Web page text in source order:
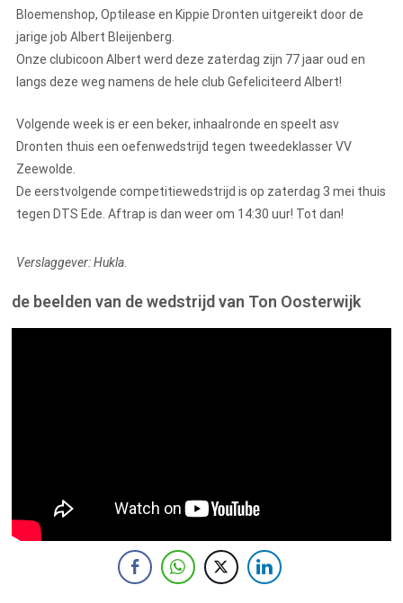
Bloemenshop, Optilease en Kippie Dronten uitgereikt door de
jarige job Albert Bleijenberg.
Onze clubicoon Albert werd deze zaterdag zijn 77 jaar oud en
langs deze weg namens de hele club Gefeliciteerd Albert!
Volgende week is er een beker, inhaalronde en speelt asv
Dronten thuis een oefenwedstrijd tegen tweedeklasser VV
Zeewolde.
De eerstvolgende competitiewedstrijd is op zaterdag 3 mei thuis
tegen DTS Ede. Aftrap is dan weer om 14:30 uur! Tot dan!
Verslaggever: Hukla
de beelden van de wedstrijd van Ton Oosterwijk